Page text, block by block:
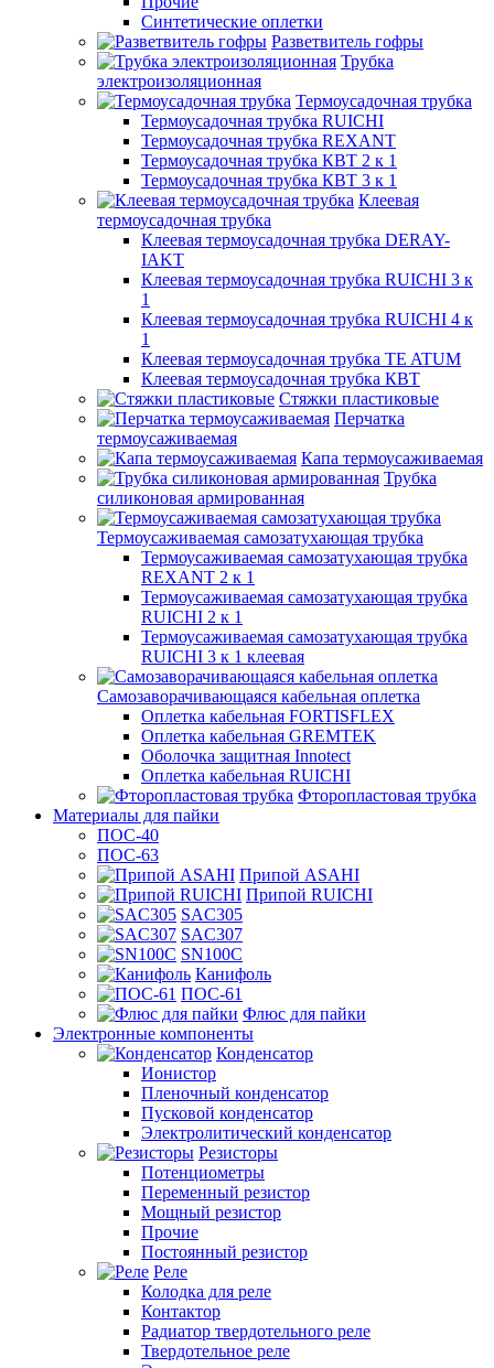
Синтетические оплетки
Разветвитель гофры
Трубка
электроизоляционная
Термоусадочная трубка
Термоусадочная трубка RUICHI
Термоусадочная трубка REXANT
Термоусадочная трубка КВТ 2 к 1
Термоусадочная трубка КВТ 3 к 1
Клеевая
термоусадочная трубка
Клеевая термоусадочная трубка DERAY-
IAKT
Клеевая термоусадочная трубка RUICHI 3 к
1
Клеевая термоусадочная трубка RUICHI 4 к
1
Клеевая термоусадочная трубка TE ATUM
Клеевая термоусадочная трубка КВТ
Стяжки пластиковые
Перчатка
термоусаживаемая
Капа термоусаживаемая
Трубка
силиконовая армированная
Термоусаживаемая самозатухающая трубка
Термоусаживаемая самозатухающая трубка
REXANT 2 к 1
Термоусаживаемая самозатухающая трубка
RUICHI 2 к 1
Термоусаживаемая самозатухающая трубка
RUICHI 3 к 1 клеевая
Самозаворачивающаяся кабельная оплетка
Оплетка кабельная FORTISFLEX
Оплетка кабельная GREMTEK
Оболочка защитная Innotect
Оплетка кабельная RUICHI
Фторопластовая трубка
Материалы для пайки
ПОС-40
ПОС-63
Припой ASAHI
Припой RUICHI
SAC305
SAC307
SN100C
Канифоль
ПОС-61
Флюс для пайки
Электронные компоненты
Конденсатор
Ионистор
Пленочный конденсатор
Пусковой конденсатор
Электролитический конденсатор
Резисторы
Потенциометры
Переменный резистор
Мощный резистор
Прочие
Постоянный резистор
Реле
Колодка для реле
Контактор
Радиатор твердотельного реле
Твердотельное реле